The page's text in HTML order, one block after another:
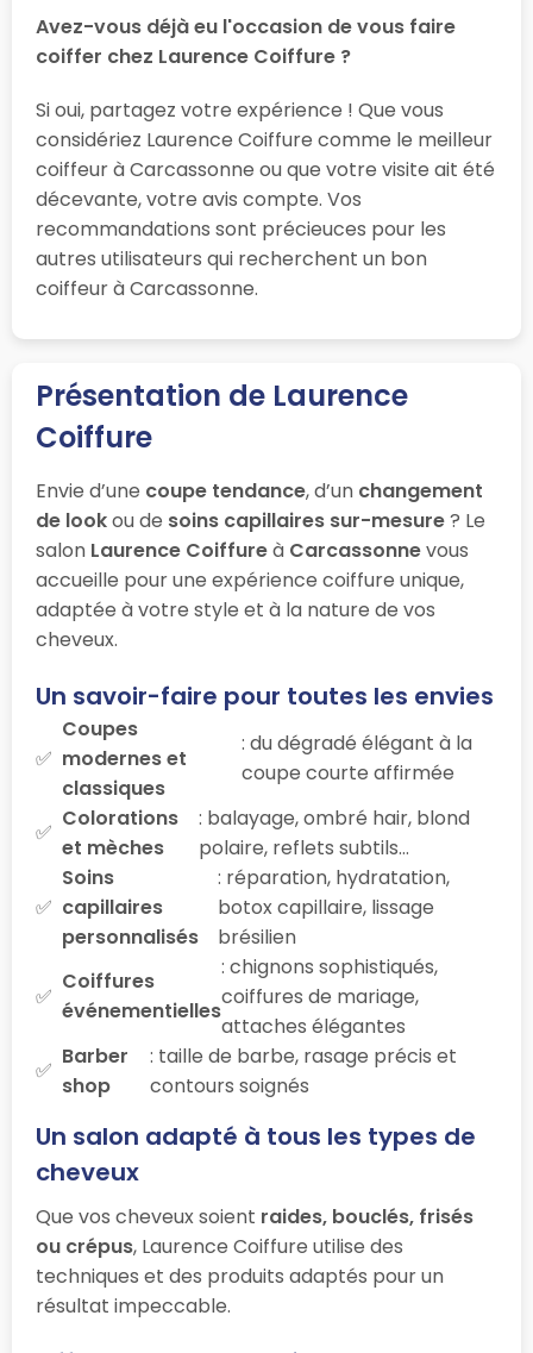
Avez-vous déjà eu l'occasion de vous faire
coiffer chez Laurence Coiffure ?
Si oui, partagez votre expérience ! Que vous
considériez Laurence Coiffure comme le meilleur
coiffeur à Carcassonne ou que votre visite ait été
décevante, votre avis compte. Vos
recommandations sont précieuces pour les
autres utilisateurs qui recherchent un bon
coiffeur à Carcassonne.
Présentation de Laurence
Coiffure
Envie d’une coupe tendance, d’un changement
de lookou de soins capillaires sur-mesure? Le
salon Laurence Coiffureà Carcassonnevous
accueille pour une expérience coiffure unique,
adaptée à votre style et à la nature de vos
cheveux.
Un savoir-faire pour toutes les envies
Coupes
modernes et
classiques
: du dégradé élégant à la
coupe courte affirmée
Colorations
et mèches
: balayage, ombré hair, blond
polaire, reflets subtils…
Soins
capillaires
personnalisés
: réparation, hydratation,
botox capillaire, lissage
brésilien
Coiffures
événementielles
: chignons sophistiqués,
coiffures de mariage,
attaches élégantes
Barber
shop
: taille de barbe, rasage précis et
contours soignés
Un salon adapté à tous les types de
cheveux
Que vos cheveux soient raides, bouclés, frisés
ou crépus, Laurence Coiffure utilise des
techniques et des produits adaptés pour un
résultat impeccable.